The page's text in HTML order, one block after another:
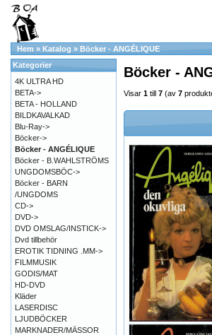
Hem » Katalog » Böcker - ANGÉLIQUE
Böcker -
Visar 1 till 7 (av 7
Kategorier
4K ULTRA HD
BETA->
BETA - HOLLAND
BILDKAVALKAD
Blu-Ray->
Böcker->
Böcker - ANGÉLIQUE
Böcker - B.WAHLSTRÖMS
UNGDOMSBÖC->
Böcker - BARN
/UNGDOMS
CD->
DVD->
DVD OMSLAG/INSTICK->
Dvd tillbehör
EROTIK TIDNING .MM->
FILMMUSIK
GODIS/MAT
HD-DVD
Kläder
LASERDISC
LJUDBÖCKER
MARKNADER/MÄSSOR